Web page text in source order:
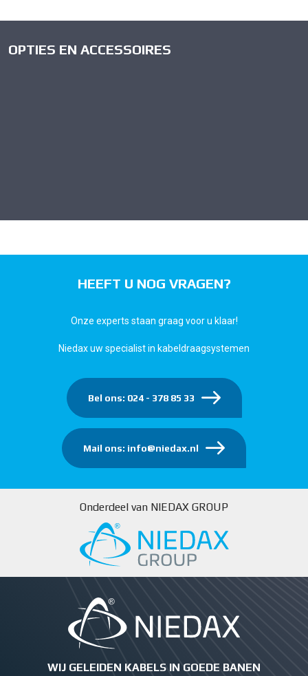
OPTIES EN ACCESSOIRES
HEEFT U NOG VRAGEN?
Onze experts staan graag voor u klaar!
Niedax uw specialist in kabeldraagsystemen
Bel ons: 024 - 378 85 33
Mail ons: info@niedax.nl
Onderdeel van NIEDAX GROUP
WIJ GELEIDEN KABELS IN GOEDE BANEN